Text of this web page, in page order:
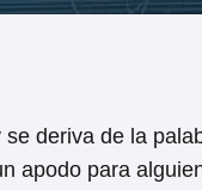
deriva de la
apodo para